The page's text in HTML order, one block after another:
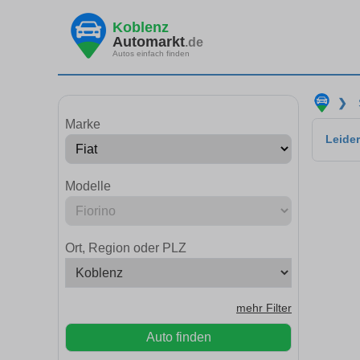
Koblenz
Automarkt.de
Autos einfach finden
Marke
Modelle
Ort, Region oder PLZ
mehr Filter
Auto finden
❯